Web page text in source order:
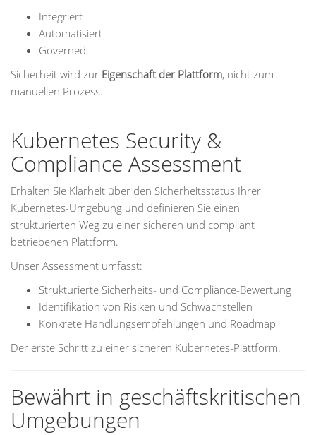
Integriert
Automatisiert
Governed
Sicherheit wird zur Eigenschaft der Plattform, nicht zum
manuellen Prozess.
Kubernetes Security &
Compliance Assessment
Erhalten Sie Klarheit über den Sicherheitsstatus Ihrer
Kubernetes-Umgebung und definieren Sie einen
strukturierten Weg zu einer sicheren und compliant
betriebenen Plattform.
Unser Assessment umfasst:
Strukturierte Sicherheits- und Compliance-Bewertung
Identifikation von Risiken und Schwachstellen
Konkrete Handlungsempfehlungen und Roadmap
Der erste Schritt zu einer sicheren Kubernetes-Plattform.
Bewährt in geschäftskritischen
Umgebungen